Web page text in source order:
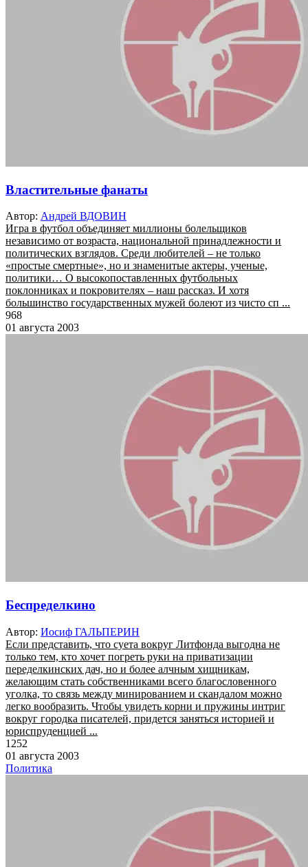
Властительные фанаты
Автор: Андрей ВДОВИН
Игра в футбол объединяет миллионы болельщиков
независимо от возраста, национальной принадлежности и
политических взглядов. Среди любителей – не только
«простые смертные», но и знаменитые актеры, ученые,
политики… О высокопоставленных футбольных
поклонниках и покровителях – наш рассказ. И хотя
большинство государственных мужей болеют из чисто сп ...
968
01 августа 2003
Беспределкино
Автор: Иосиф ГАЛЬПЕРИН
Если представить, что суета вокруг Литфонда выгодна не
только тем, кто хочет погреть руки на приватизации
переделкинских дач, но и более алчным хищникам,
желающим стать собственниками всего благословенного
уголка, то связь между минированием и скандалом можно
легко вообразить. Чтобы увидеть корни и пружины интриг
вокруг городка писателей, придется заняться историей и
юриспруденцией ...
1252
01 августа 2003
Политика